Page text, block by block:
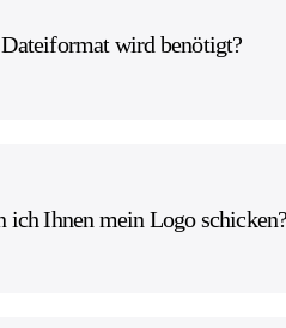
wird benötigt?
ich Ihnen mein Logo